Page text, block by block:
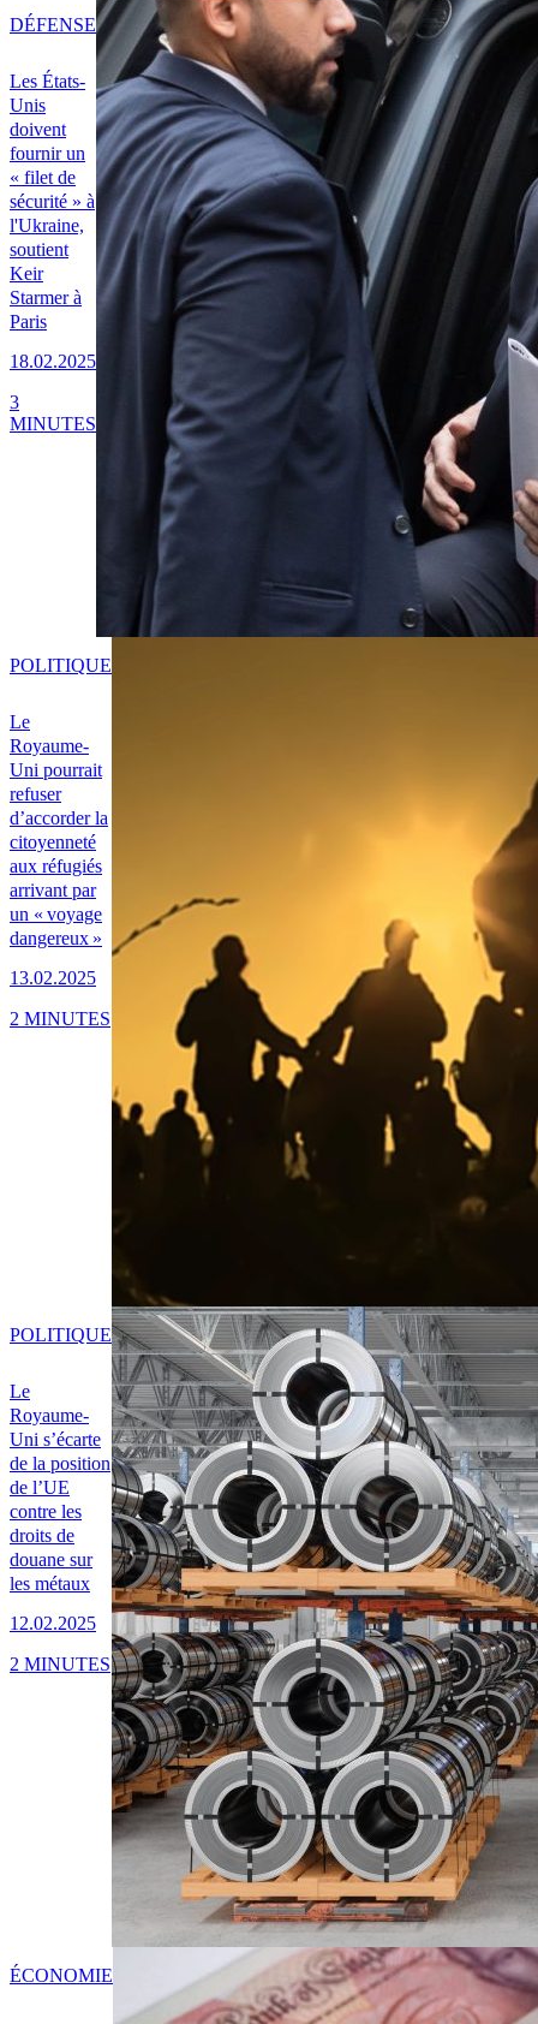
Les États-
Unis
doivent
fournir un
« filet de
sécurité » à
l'Ukraine,
soutient
Keir
Starmer à
Paris
18.02.2025
DÉFENSE
3
MINUTES
Le
Royaume-
Uni pourrait
refuser
d’accorder la
citoyenneté
aux réfugiés
arrivant par
un « voyage
dangereux »
13.02.2025
POLITIQUE
2 MINUTES
Le
Royaume-
Uni s’écarte
de la position
de l’UE
contre les
droits de
douane sur
les métaux
12.02.2025
POLITIQUE
2 MINUTES
ÉCONOMIE